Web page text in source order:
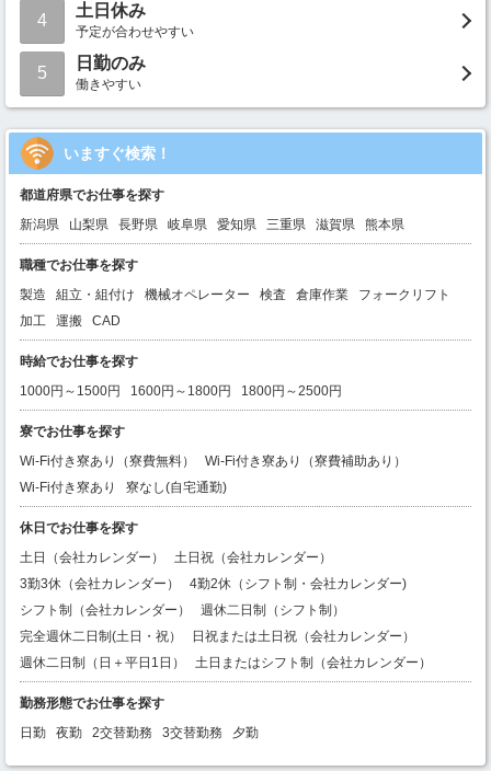
4
土日休み
予定が合わせやすい
5
日勤のみ
働きやすい
いますぐ検索！
都道府県でお仕事を探す
新潟県
山梨県 長野県 岐阜県 愛知県 三重県 滋賀県 熊本県
職種でお仕事を探す
製造
組立・組付け 機械オペレーター 検査 倉庫作業
フォークリフト
加工
運搬 CAD
時給でお仕事を探す
1000円～1500円
1600円～1800円 1800円～2500円
寮でお仕事を探す
Wi-Fi付き寮あり（寮費無料）
Wi-Fi付き寮あり（寮費補助あり）
Wi-Fi付き寮あり
寮なし(自宅通勤)
休日でお仕事を探す
土日（会社カレンダー）
土日祝（会社カレンダー）
3勤3休（会社カレンダー）
4勤2休（シフト制・会社カレンダー)
シフト制（会社カレンダー）
週休二日制（シフト制）
完全週休二日制(土日・祝）
日祝または土日祝（会社カレンダー）
週休二日制（日＋平日1日）
土日またはシフト制（会社カレンダー）
勤務形態でお仕事を探す
日勤
夜勤 2交替勤務 3交替勤務 夕勤